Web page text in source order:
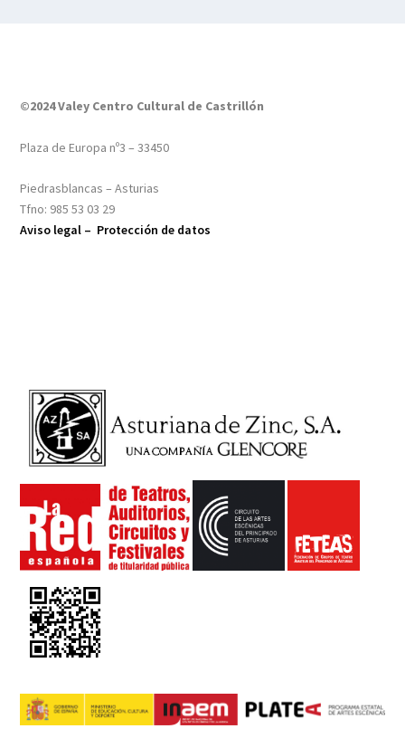
©2024 Valey Centro Cultural de Castrillón
Plaza de Europa nº3 – 33450
Piedrasblancas – Asturias
Tfno: 985 53 03 29
Aviso legal – Protección de datos